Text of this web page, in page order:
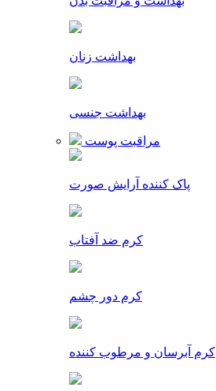
بهداشت زنان
بهداشت جنسی
مراقبت پوست
پاک کننده آرایش صورت
کرم ضد آفتاب
کرم دور چشم
کرم آبرسان و مرطوب کننده